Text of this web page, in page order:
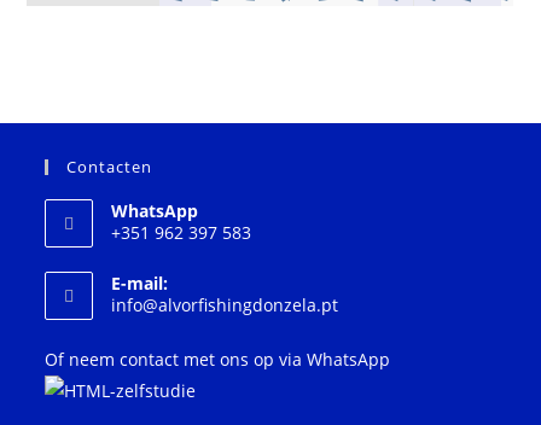
Contacten
WhatsApp
+351 962 397 583
E-mail:
info@alvorfishingdonzela.ptWordt
uw
Of neem contact met ons op via WhatsApp